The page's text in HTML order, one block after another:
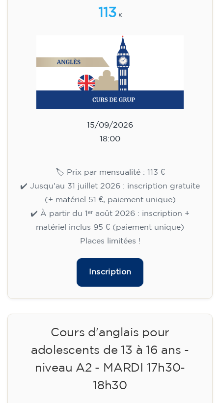
113 €
15/09/2026
18:00
🏷️ Prix par mensualité : 113 €
✔️ Jusqu'au 31 juillet 2026 : inscription gratuite
(+ matériel 51 €, paiement unique)
✔️ À partir du 1ᵉʳ août 2026 : inscription +
matériel inclus 95 € (paiement unique)
Places limitées !
Inscription
Cours d'anglais pour
adolescents de 13 à 16 ans -
niveau A2 - MARDI 17h30-
18h30